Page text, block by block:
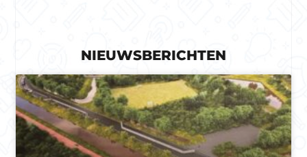
NIEUWSBERICHTEN